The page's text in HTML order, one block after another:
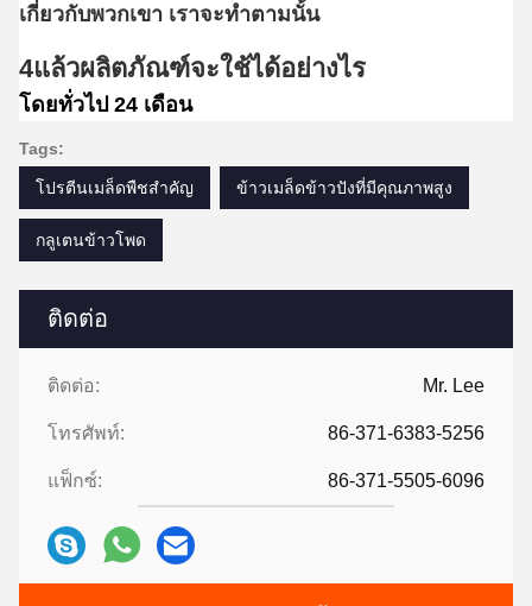
ติดต่อ
ติดต่อ: Mr. Lee
โทรศัพท์: 86-371-6383-5256
แฟ็กซ์: 86-371-5505-6096
เกี่ยวกับพวกเขา เราจะทําตามนั้น
4แล้วผลิตภัณฑ์จะใช้ได้อย่างไร
โดยทั่วไป 24 เดือน
Tags:
โปรตีนเมล็ดพืชสําคัญ ข้าวเมล็ดข้าวปังที่มีคุณภาพสูง
กลูเตนข้าวโพด